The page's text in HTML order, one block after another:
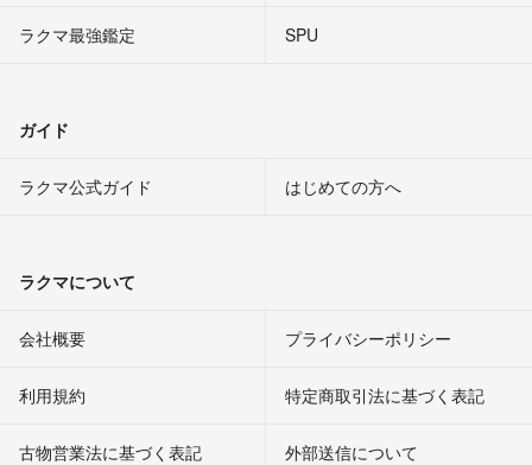
ラクマ最強鑑定
SPU
ガイド
ラクマ公式ガイド はじめての方へ
ラクマについて
会社概要 プライバシーポリシー
利用規約 特定商取引法に基づく表記
古物営業法に基づく表記 外部送信について